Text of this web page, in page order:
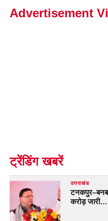
Advertisement
ट्रेंडिंग खबरें
उत्तराखंड
करोड़ जारी…